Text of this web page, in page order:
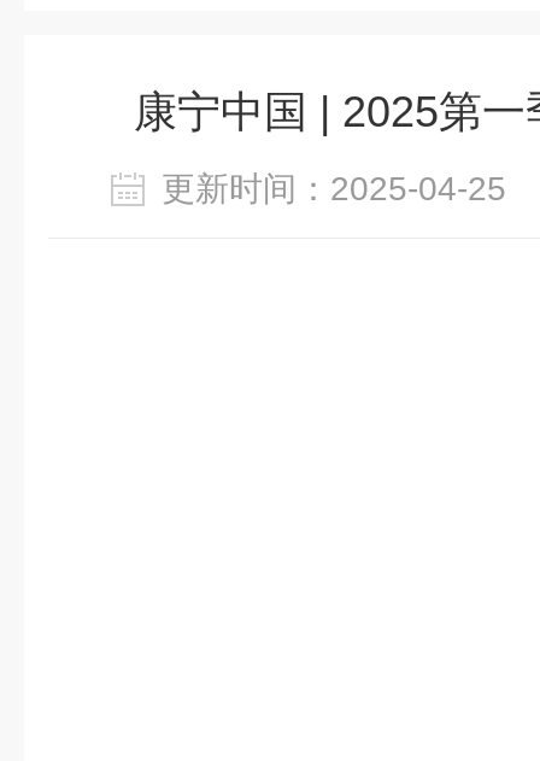
康宁中国 | 2025第一
更新时间：2025-04-